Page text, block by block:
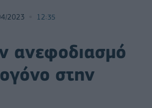
2023 12:35
ανεφοδιασμό
στην